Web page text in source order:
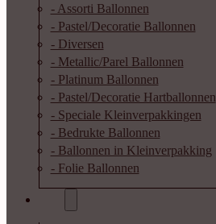
- Assorti Ballonnen
- Pastel/Decoratie Ballonnen
- Diversen
- Metallic/Parel Ballonnen
- Platinum Ballonnen
- Pastel/Decoratie Hartballonnen
- Speciale Kleinverpakkingen
- Bedrukte Ballonnen
- Ballonnen in Kleinverpakking
- Folie Ballonnen